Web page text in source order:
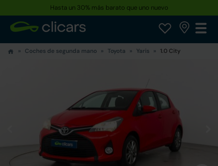
Hasta un 30% más barato que uno nuevo
Coches de segunda mano Toyota Yaris 1.0 City